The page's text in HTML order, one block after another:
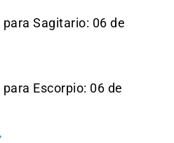
Sagitario: 06 de
Escorpio: 06 de